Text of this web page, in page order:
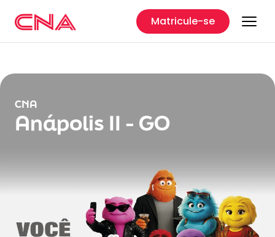
Matricule-se
CNA
Anápolis II - GO